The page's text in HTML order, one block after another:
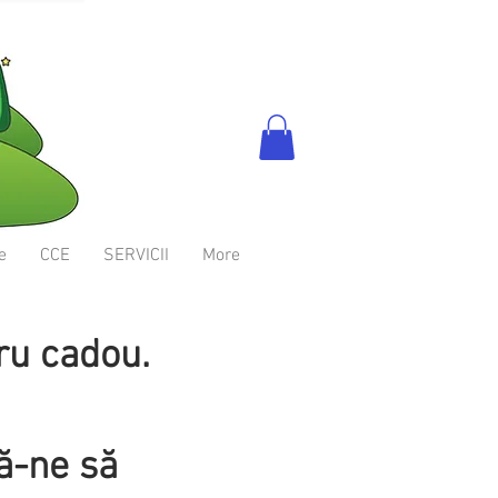
CCE SERVICII More
cadou.
ne să